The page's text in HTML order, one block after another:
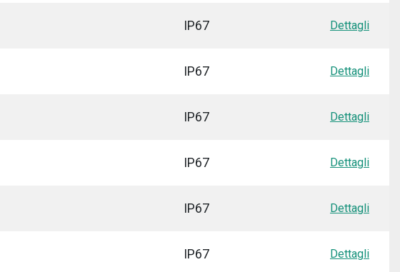
IP67 Dettagli
IP67 Dettagli
IP67 Dettagli
IP67 Dettagli
IP67 Dettagli
IP67 Dettagli